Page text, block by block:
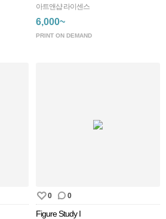
아트앤샵 라이센스
6,000~
PRINT ON DEMAND
0 0
Figure Study I